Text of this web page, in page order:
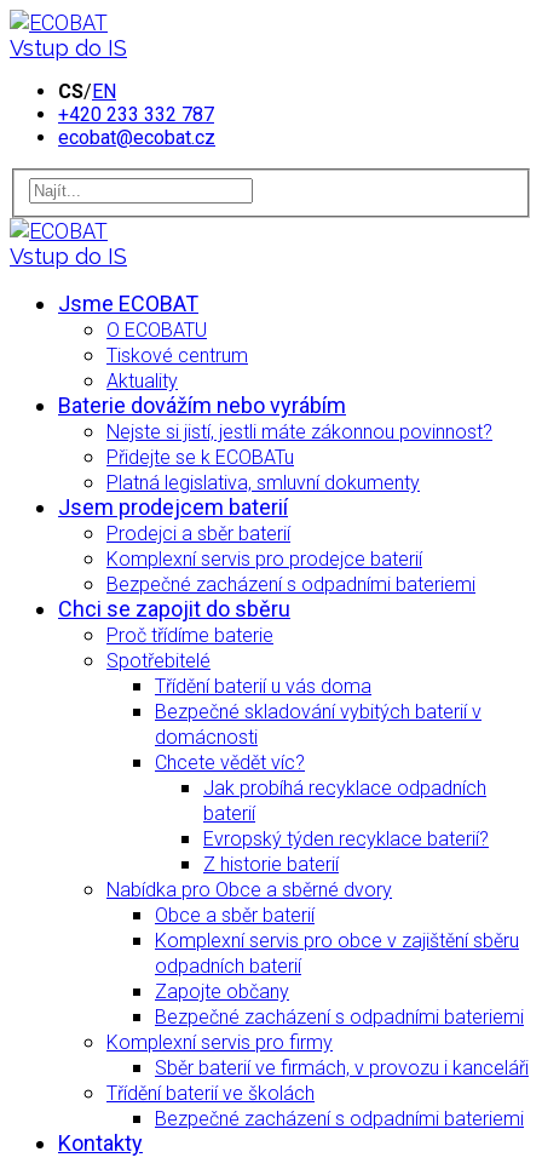
Vstup do IS
CS/EN
+420 233 332 787
ecobat@ecobat.cz
Vstup do IS
Jsme ECOBAT
O ECOBATU
Tiskové centrum
Aktuality
Baterie dovážím nebo vyrábím
Nejste si jistí, jestli máte zákonnou povinnost?
Přidejte se k ECOBATu
Platná legislativa, smluvní dokumenty
Jsem prodejcem baterií
Prodejci a sběr baterií
Komplexní servis pro prodejce baterií
Bezpečné zacházení s odpadními bateriemi
Chci se zapojit do sběru
Proč třídíme baterie
Spotřebitelé
Třídění baterií u vás doma
Bezpečné skladování vybitých baterií v
domácnosti
Chcete vědět víc?
Jak probíhá recyklace odpadních
baterií
Evropský týden recyklace baterií?
Z historie baterií
Nabídka pro Obce a sběrné dvory
Obce a sběr baterií
Komplexní servis pro obce v zajištění sběru
odpadních baterií
Zapojte občany
Bezpečné zacházení s odpadními bateriemi
Komplexní servis pro firmy
Sběr baterií ve firmách, v provozu i kanceláři
Třídění baterií ve školách
Bezpečné zacházení s odpadními bateriemi
Kontakty